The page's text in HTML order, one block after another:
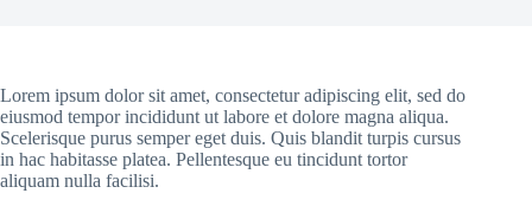
Lorem ipsum dolor sit amet, consectetur adipiscing elit, sed do
eiusmod tempor incididunt ut labore et dolore magna aliqua.
Scelerisque purus semper eget duis. Quis blandit turpis cursus
in hac habitasse platea. Pellentesque eu tincidunt tortor
aliquam nulla facilisi.